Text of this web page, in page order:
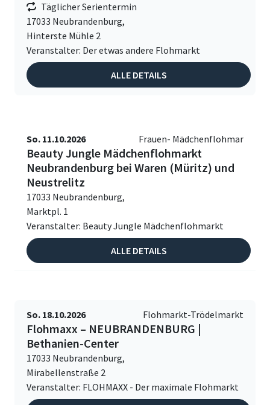
Täglicher Serientermin
17033 Neubrandenburg,
Hinterste Mühle 2
Veranstalter: Der etwas andere Flohmarkt
ALLE DETAILS
So. 11.10.2026 Frauen- Mädchenflohmar
Beauty Jungle Mädchenflohmarkt
Neubrandenburg bei Waren (Müritz) und
Neustrelitz
17033 Neubrandenburg,
Marktpl. 1
Veranstalter: Beauty Jungle Mädchenflohmarkt
ALLE DETAILS
So. 18.10.2026 Flohmarkt-Trödelmarkt
Flohmaxx – NEUBRANDENBURG |
Bethanien-Center
17033 Neubrandenburg,
Mirabellenstraße 2
Veranstalter: FLOHMAXX - Der maximale Flohmarkt